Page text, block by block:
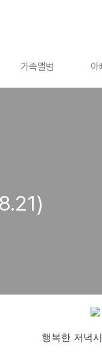
가족앨범 아
행복한 저녁